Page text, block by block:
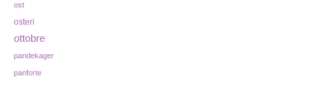
ost
osteri
ottobre
pandekager
panforte